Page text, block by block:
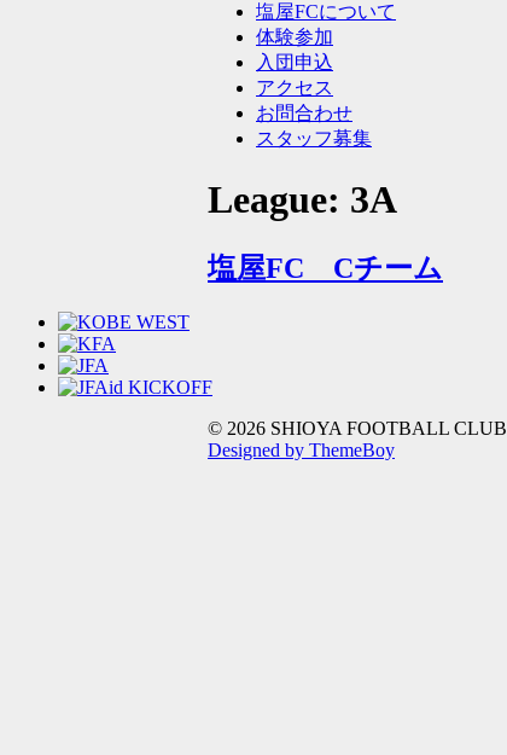
塩屋FCについて
体験参加
入団申込
アクセス
お問合わせ
スタッフ募集
League: 3A
塩屋FC Cチーム
© 2026 SHIOYA FOOTBALL CLUB
Designed by ThemeBoy